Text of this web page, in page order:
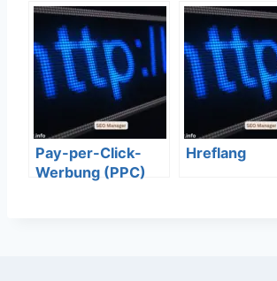
erklärt – SEO
Bedeutung
erklärt – SEO
Bedeutung
Pay-per-Click-
Werbung (PPC)
Hreflang